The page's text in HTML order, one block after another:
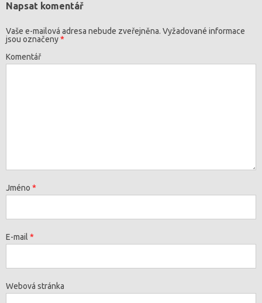
Napsat komentář
Vaše e-mailová adresa nebude zveřejněna. Vyžadované informace
jsou označeny*
Komentář
Jméno *
E-mail *
Webová stránka